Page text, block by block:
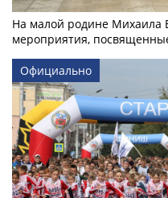
На малой родине Михаила
мероприятия,
Официально